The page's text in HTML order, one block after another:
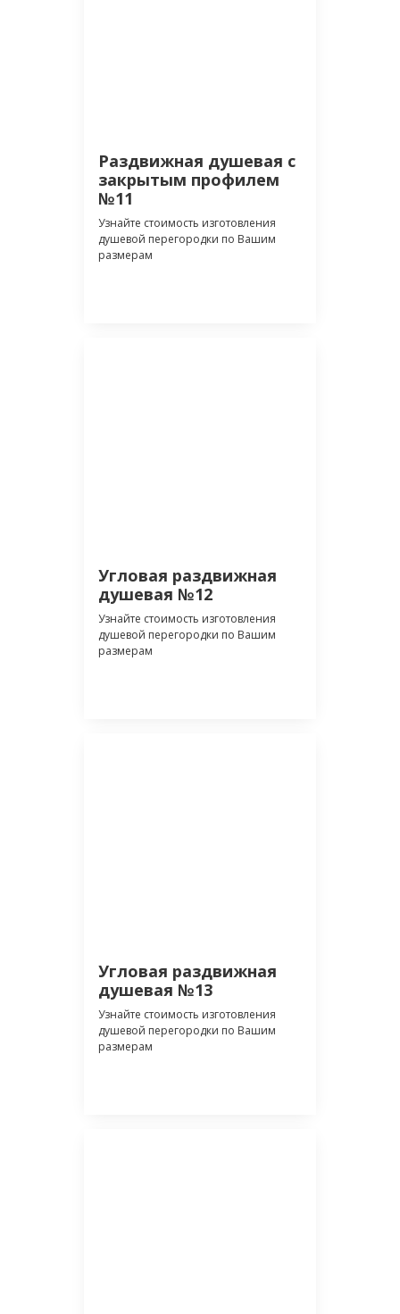
Раздвижная душевая с
закрытым профилем
№11
Узнайте стоимость изготовления
душевой перегородки по Вашим
размерам
Угловая раздвижная
душевая №12
Узнайте стоимость изготовления
душевой перегородки по Вашим
размерам
Угловая раздвижная
душевая №13
Узнайте стоимость изготовления
душевой перегородки по Вашим
размерам